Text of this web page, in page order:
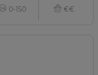
0-150 €€